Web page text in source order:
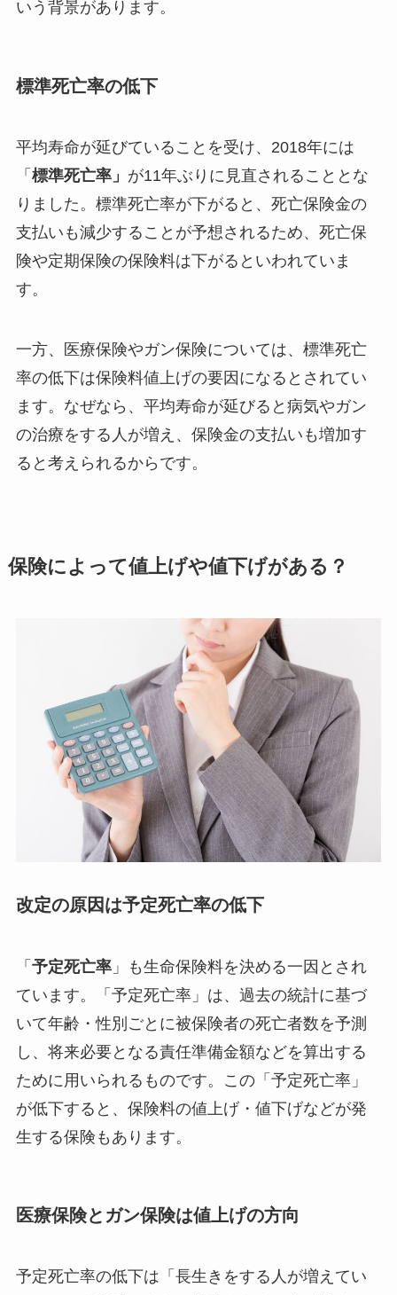
いう背景があります。
標準死亡率の低下
平均寿命が延びていることを受け、2018年には
「 標準死亡率」 が11年ぶりに見直されることとな
りました。標準死亡率が下がると、死亡保険金の
支払いも減少することが予想されるため、死亡保
険や定期保険の保険料は下がるといわれていま
す。
一方、医療保険やガン保険については、標準死亡
率の低下は保険料値上げの要因になるとされてい
ます。なぜなら、平均寿命が延びると病気やガン
の治療をする人が増え、保険金の支払いも増加す
ると考えられるからです。
保険によって値上げや値下げがある？
改定の原因は予定死亡率の低下
「 予定死亡率」も生命保険料を決める一因とされ
ています。「予定死亡率」は、過去の統計に基づ
いて年齢・性別ごとに被保険者の死亡者数を予測
し、将来必要となる責任準備金額などを算出する
ために用いられるものです。この「予定死亡率」
が低下すると、保険料の値上げ・値下げなどが発
生する保険もあります。
医療保険とガン保険は値上げの方向
予定死亡率の低下は「長生きをする人が増えてい